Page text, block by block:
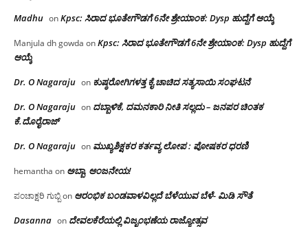
Madhu onKpsc: ಸಿರಾದ ಭೂತೇಗೌಡಗೆ 6ನೇ ಶ್ರೇಯಾಂಕ: Dysp ಹುದ್ದೆಗೆ ಆಯ್ಕೆ
Manjula dh gowda onKpsc: ಸಿರಾದ ಭೂತೇಗೌಡಗೆ 6ನೇ ಶ್ರೇಯಾಂಕ: Dysp ಹುದ್ದೆಗೆ
ಆಯ್ಕೆ
Dr. O Nagaraju on ಕುಷ್ಠರೋಗಿಗಳತ್ತ ಕೈ ಚಾಚಿದ ಸತ್ಯಸಾಯಿ ಸಂಘಟನೆ
Dr. O Nagaraju on ದಬ್ಬಾಳಿಕೆ, ದಮನಕಾರಿ ನೀತಿ ಸಲ್ಲದು – ಜನಪರ ಚಿಂತಕ
ಕೆ.ದೊರೈರಾಜ್
Dr. O Nagaraju on ಮುಖ್ಯಶಿಕ್ಷಕರ ಕರ್ತವ್ಯ ಲೋಪ : ಪೋಷಕರ ಧರಣಿ
hemantha on ಅಬ್ಬಾ, ಆಂಜನೇಯ!
ಪಂಚಾಕ್ಷರಿ ಗುಬ್ಬಿon ಆರಂಭಿಕ ಬಂಡವಾಳವಿಲ್ಲದೆ ಬೆಳೆಯುವ ಬೆಳೆ- ಮಿಡಿ ಸೌತೆ
Dasanna on ದೇವಲಕೆರೆಯಲ್ಲಿ ವಿಜೃಂಭಣೆಯ ರಾಜ್ಯೋತ್ಸವ